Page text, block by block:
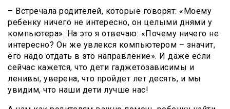
– Встречала родителей, которые говорят: «Моему
ребенку ничего не интересно, он целыми днями у
компьютера». На это я отвечаю: «Почему ничего не
интересно? Он же увлекся компьютером – значит,
его надо отдать в это направление». И даже если
сейчас кажется, что дети гаджетозависимы и
ленивы, уверена, что пройдет лет десять, и мы
увидим, что наши дети лучше нас!